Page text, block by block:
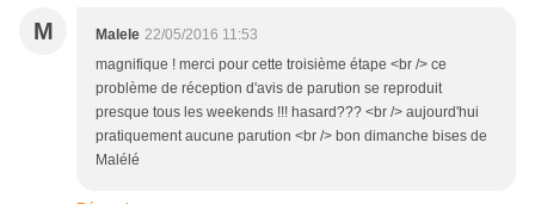
M Malele 22/05/2016 11:53
magnifique ! merci pour cette troisième étape <br /> ce
problème de réception d'avis de parution se reproduit
presque tous les weekends !!! hasard??? <br /> aujourd'hui
pratiquement aucune parution <br /> bon dimanche bises de
Malélé